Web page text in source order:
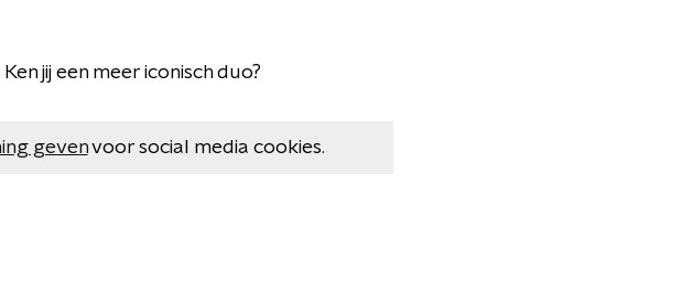
jij een meer iconisch duo?
gevenvoor social media cookies.